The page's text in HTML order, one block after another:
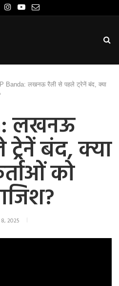
Banda: लखनऊ रैली से पहले ट्रेनें बंद, क्या
लखनऊ
बंद, क्या
को
2025